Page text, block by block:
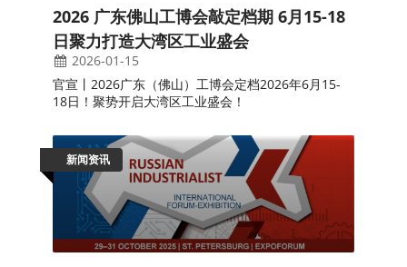
2026 广东佛山工博会敲定档期 6月15-18
日聚力打造大湾区工业盛会
2026-01-15
官宣丨2026广东（佛山）工博会定档2026年6月15-
18日！聚势开启大湾区工业盛会！
新闻资讯